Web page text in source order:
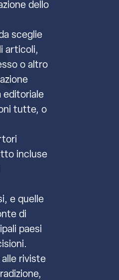
dello
sceglie
articoli,
o altro
editoriale
tutte, o
incluse
e quelle
di
paesi
riviste